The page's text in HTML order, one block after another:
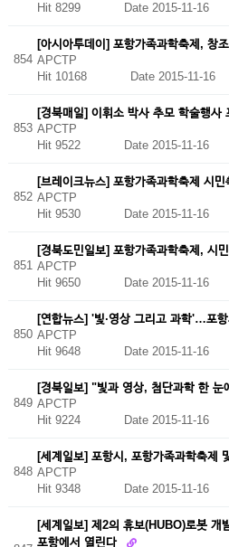
Hit 8299
Date 2015-11-16
854
[아시아투데이] 포항가족과학축제, 창
APCTP
Hit 10168
Date 2015-11-16
853
[경북매일] 이휘소 박사 추모 학술행사
APCTP
Hit 9522
Date 2015-11-16
852
[브레이크뉴스] 포항가족과학축제 시
APCTP
Hit 9530
Date 2015-11-16
851
[경북도민일보] 포항가족과학축제, 시
APCTP
Hit 9650
Date 2015-11-16
850
[연합뉴스] '빛·영상 그리고 과학'…포
APCTP
Hit 9648
Date 2015-11-16
849
[경북일보] "빛과 영상, 첨단과학 한 눈
APCTP
Hit 9224
Date 2015-11-16
848
[세계일보] 포항시, 포항가족과학축제
APCTP
Hit 9348
Date 2015-11-16
[세계일보] 제2의 휴보(HUBO)로봇 개
포항에서 열린다